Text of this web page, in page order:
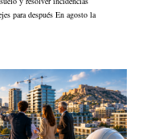
para después En agosto la